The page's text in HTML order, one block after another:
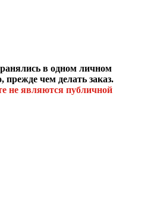
в одном личном
прежде чем делать заказ.
не являются публичной